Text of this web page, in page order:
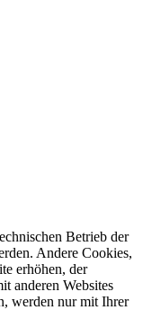
Betrieb der
Andere Cookies,
erhöhen, der
anderen Websites
werden nur mit Ihrer